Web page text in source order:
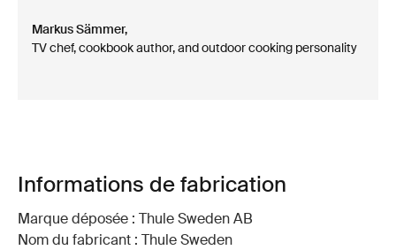
Markus Sämmer,
TV chef, cookbook author, and outdoor cooking personality
Informations de fabrication
Marque déposée : Thule Sweden AB
Nom du fabricant : Thule Sweden